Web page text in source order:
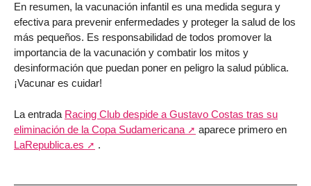
En resumen, la vacunación infantil es una medida segura y
efectiva para prevenir enfermedades y proteger la salud de los
más pequeños. Es responsabilidad de todos promover la
importancia de la vacunación y combatir los mitos y
desinformación que puedan poner en peligro la salud pública.
¡Vacunar es cuidar!
La entrada Racing Club despide a Gustavo Costas tras su
eliminación de la Copa Sudamericana
aparece primero en
LaRepublica.es
.